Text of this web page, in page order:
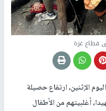
قطاع غزة
الإثنين، ارتفاع حصيلة
شهيدا، أغلبيتهم من الأطفال